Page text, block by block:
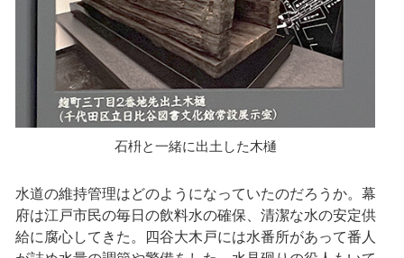
石枡と一緒に出土した木樋
水道の維持管理はどのようになっていたのだろうか。幕
府は江戸市民の毎日の飲料水の確保、清潔な水の安定供
給に腐心してきた。四谷大木戸には水番所があって番人